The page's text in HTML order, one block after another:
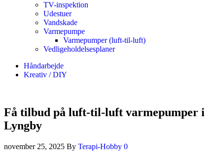
TV-inspektion
Udestuer
Vandskade
Varmepumpe
Varmepumper (luft-til-luft)
Vedligeholdelsesplaner
Håndarbejde
Kreativ / DIY
Få tilbud på luft-til-luft varmepumper i
Lyngby
november 25, 2025 By Terapi-Hobby 0